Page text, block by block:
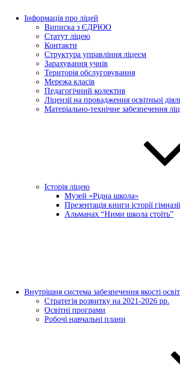
Інформація про ліцей
Виписка з ЄДРЮО
Статут ліцею
Контакти
Структура управління ліцеєм
Зарахування учнів
Територія обслуговування
Мережа класів
Педагогічний колектив
Ліцензії на провадження освітньої
Матеріально-технічне забезпечення
Історія ліцею
Музей «Рідна школа»
Презентація книги історії гімназії
Альманах “Ними школа стоїть”
Внутрішня система забезпечення якості
Стратегія розвитку на 2021-2026 рр.
Освітні програми
Робочі навчальні плани